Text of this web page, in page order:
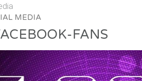
MEDIA
FANS